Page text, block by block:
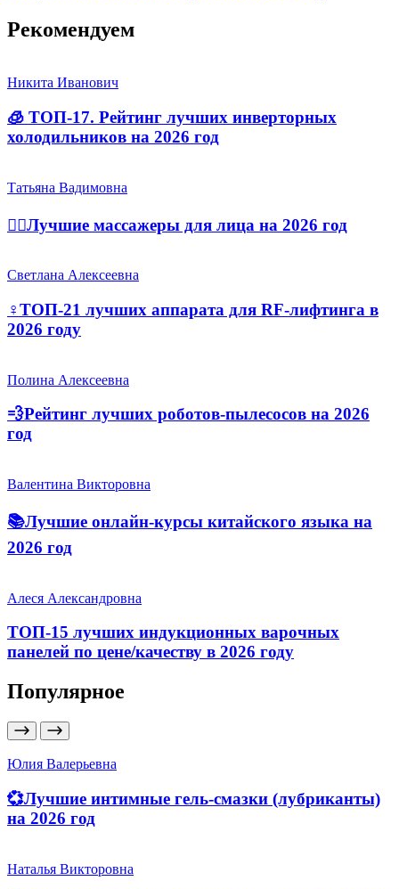
Рекомендуем
Никита Иванович
🧊 ТОП-17. Рейтинг лучших инверторных
холодильников на 2026 год
Татьяна Вадимовна
💆‍♀️Лучшие массажеры для лица на 2026 год
Светлана Алексеевна
‍♀️ТОП-21 лучших аппарата для RF-лифтинга в
2026 году
Полина Алексеевна
💨Рейтинг лучших роботов-пылесосов на 2026
год
Валентина Викторовна
📚Лучшие онлайн-курсы китайского языка на
2026 год
Алеся Александровна
ТОП-15 лучших индукционных варочных
панелей по цене/качеству в 2026 году
Популярное
Юлия Валерьевна
💞Лучшие интимные гель-смазки (лубриканты)
на 2026 год
Наталья Викторовна